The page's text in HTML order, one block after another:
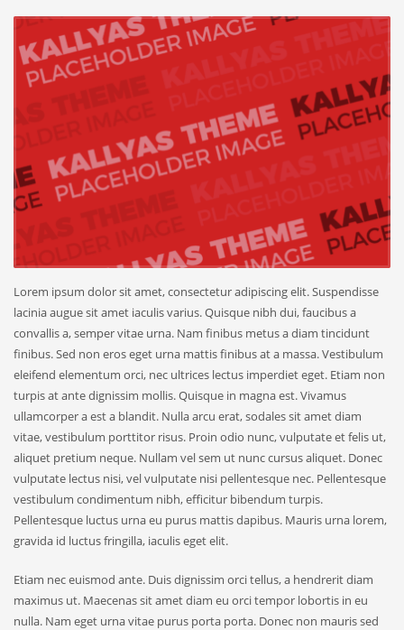
Lorem ipsum dolor sit amet, consectetur adipiscing elit. Suspendisse
lacinia augue sit amet iaculis varius. Quisque nibh dui, faucibus a
convallis a, semper vitae urna. Nam finibus metus a diam tincidunt
finibus. Sed non eros eget urna mattis finibus at a massa. Vestibulum
eleifend elementum orci, nec ultrices lectus imperdiet eget. Etiam non
turpis at ante dignissim mollis. Quisque in magna est. Vivamus
ullamcorper a est a blandit. Nulla arcu erat, sodales sit amet diam
vitae, vestibulum porttitor risus. Proin odio nunc, vulputate et felis ut,
aliquet pretium neque. Nullam vel sem ut nunc cursus aliquet. Donec
vulputate lectus nisi, vel vulputate nisi pellentesque nec. Pellentesque
vestibulum condimentum nibh, efficitur bibendum turpis.
Pellentesque luctus urna eu purus mattis dapibus. Mauris urna lorem,
gravida id luctus fringilla, iaculis eget elit.
Etiam nec euismod ante. Duis dignissim orci tellus, a hendrerit diam
maximus ut. Maecenas sit amet diam eu orci tempor lobortis in eu
nulla. Nam eget urna vitae purus porta porta. Donec non mauris sed